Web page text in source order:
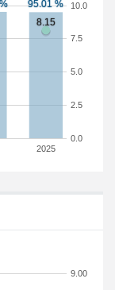
2025
0.0
2.5
5.0
7.5
10.0
9.00